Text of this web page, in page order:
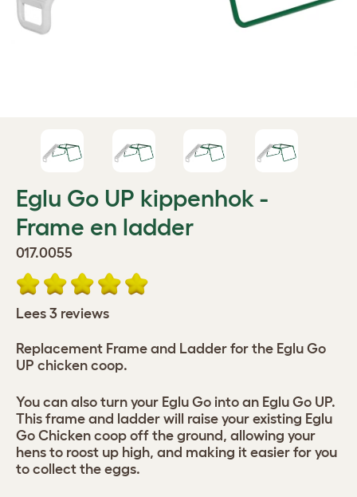
Eglu Go UP kippenhok -
Frame en ladder
017.0055
Lees 3 reviews
Replacement Frame and Ladder for the Eglu Go
UP chicken coop.
You can also turn your Eglu Go into an Eglu Go UP.
This frame and ladder will raise your existing Eglu
Go Chicken coop off the ground, allowing your
hens to roost up high, and making it easier for you
to collect the eggs.